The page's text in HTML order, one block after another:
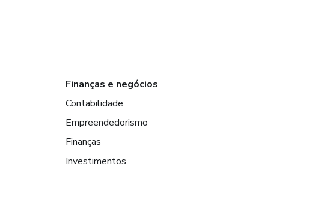
Finanças e negócios
Contabilidade
Empreendedorismo
Finanças
Investimentos